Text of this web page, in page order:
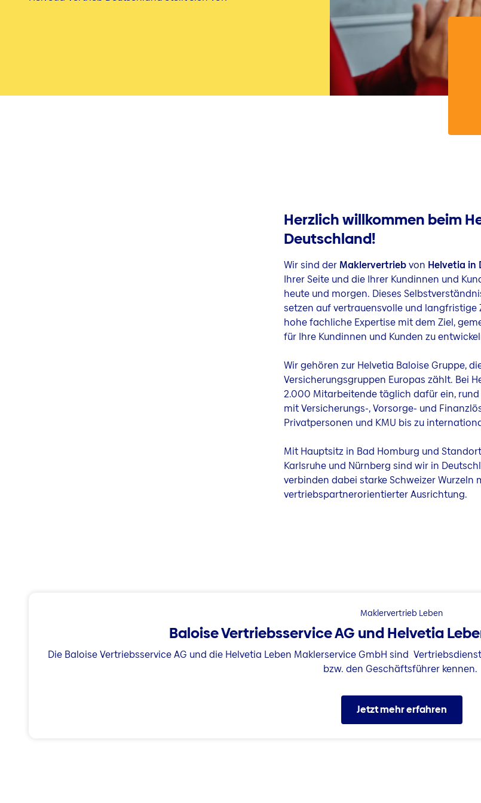
Herzlich willkommen beim
Deutschland!
Wir sind der Maklervertriebvon Helvetia in
Ihrer Seite und die Ihrer Kundinnen und
heute und morgen. Dieses
setzen auf vertrauensvolle und
hohe fachliche Expertise mit dem Ziel,
für Ihre Kundinnen und Kunden zu
Wir gehören zur Helvetia Baloise Gruppe,
Versicherungsgruppen Europas zählt. Bei
2.000 Mitarbeitende täglich dafür ein,
mit Versicherungs-, Vorsorge- und
Privatpersonen und KMU bis zu
Mit Hauptsitz in Bad Homburg und
Karlsruhe und Nürnberg sind wir in
verbinden dabei starke Schweizer Wurzeln
vertriebspartnerorientierter Ausrichtung.
Maklervertrieb Leben
Baloise Vertriebsservice AG und Helvetia
Die Baloise Vertriebsservice AG und die Helvetia Leben Maklerservice GmbH sind
bzw. den Geschäftsführer kennen.
Jetzt mehr erfahren